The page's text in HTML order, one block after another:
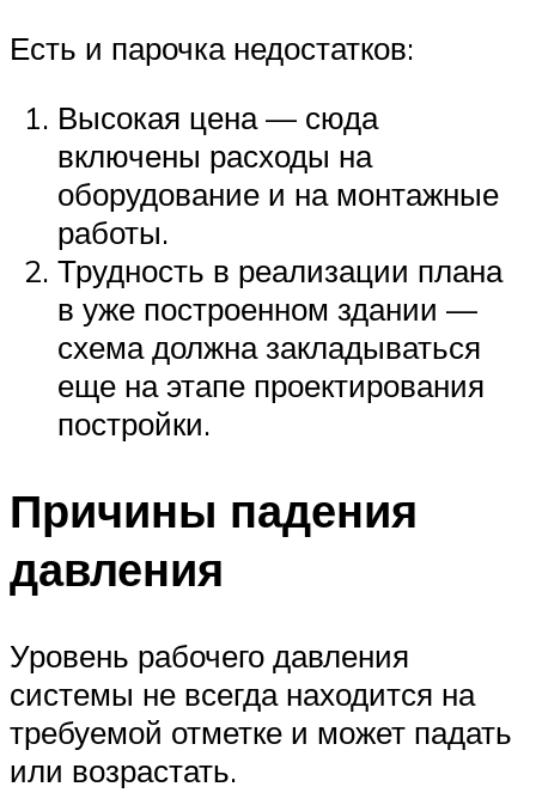
Есть и парочка недостатков:
Высокая цена — сюда
включены расходы на
оборудование и на монтажные
работы.
Трудность в реализации плана
в уже построенном здании —
схема должна закладываться
еще на этапе проектирования
постройки.
Причины падения
давления
Уровень рабочего давления
системы не всегда находится на
требуемой отметке и может падать
или возрастать.